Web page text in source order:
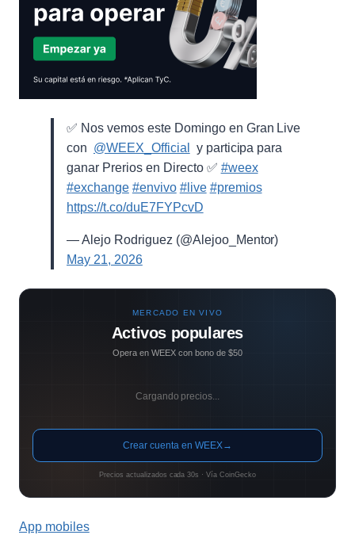
✅ Nos vemos este Domingo en Gran Live
con ⁨ @WEEX_Official
⁩ y participa para
ganar Prerios en Directo ✅ #weex
#exchange #envivo #live #premios
https://t.co/duE7FYPcvD
— Alejo Rodriguez (@Alejoo_Mentor)
May 21, 2026
MERCADO EN VIVO
Activos populares
Opera en WEEX con bono de $50
Cargando precios...
Crear cuenta en WEEX→
Precios actualizados cada 30s · Vía CoinGecko
App mobiles